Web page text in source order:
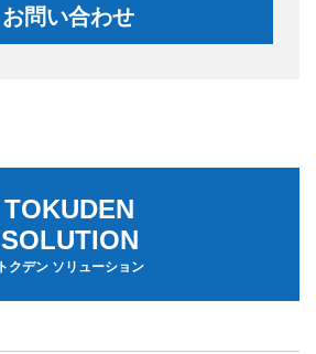
お問い合わせ
TOKUDEN
SOLUTION
トクデン ソリューション